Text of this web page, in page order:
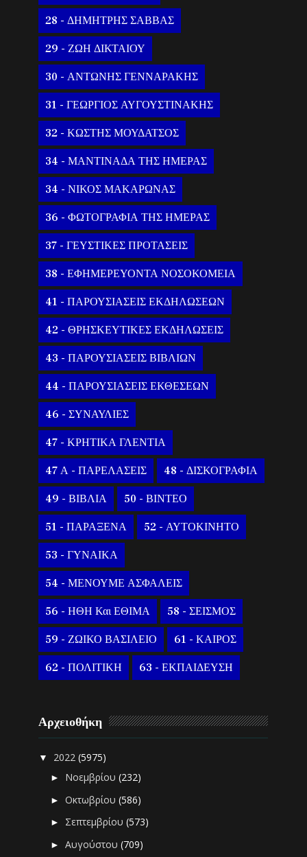
28 - ΔΗΜΗΤΡΗΣ ΣΑΒΒΑΣ
29 - ΖΩΗ ΔΙΚΤΑΙΟΥ
30 - ΑΝΤΩΝΗΣ ΓΕΝΝΑΡΑΚΗΣ
31 - ΓΕΩΡΓΙΟΣ ΑΥΓΟΥΣΤΙΝΑΚΗΣ
32 - ΚΩΣΤΗΣ ΜΟΥΔΑΤΣΟΣ
34 - ΜΑΝΤΙΝΑΔΑ ΤΗΣ ΗΜΕΡΑΣ
34 - ΝΙΚΟΣ ΜΑΚΑΡΩΝΑΣ
36 - ΦΩΤΟΓΡΑΦΙΑ ΤΗΣ ΗΜΕΡΑΣ
37 - ΓΕΥΣΤΙΚΕΣ ΠΡΟΤΑΣΕΙΣ
38 - ΕΦΗΜΕΡΕΥΟΝΤΑ ΝΟΣΟΚΟΜΕΙΑ
41 - ΠΑΡΟΥΣΙΑΣΕΙΣ ΕΚΔΗΛΩΣΕΩΝ
42 - ΘΡΗΣΚΕΥΤΙΚΕΣ ΕΚΔΗΛΩΣΕΙΣ
43 - ΠΑΡΟΥΣΙΑΣΕΙΣ ΒΙΒΛΙΩΝ
44 - ΠΑΡΟΥΣΙΑΣΕΙΣ ΕΚΘΕΣΕΩΝ
46 - ΣΥΝΑΥΛΙΕΣ
47 - ΚΡΗΤΙΚΑ ΓΛΕΝΤΙΑ
47 Α - ΠΑΡΕΛΑΣΕΙΣ 48 - ΔΙΣΚΟΓΡΑΦΙΑ
49 - ΒΙΒΛΙΑ 50 - ΒΙΝΤΕΟ
51 - ΠΑΡΑΞΕΝΑ 52 - ΑΥΤΟΚΙΝΗΤΟ
53 - ΓΥΝΑΙΚΑ
54 - ΜΕΝΟΥΜΕ ΑΣΦΑΛΕΙΣ
56 - ΗΘΗ Και ΕΘΙΜΑ 58 - ΣΕΙΣΜΟΣ
59 - ΖΩΙΚΟ ΒΑΣΙΛΕΙΟ 61 - ΚΑΙΡΟΣ
62 - ΠΟΛΙΤΙΚΗ 63 - ΕΚΠΑΙΔΕΥΣΗ
Αρχειοθήκη
▼ 2022(5975)
► Νοεμβρίου(232)
►Οκτωβρίου(586)
► Σεπτεμβρίου(573)
►Αυγούστου(709)